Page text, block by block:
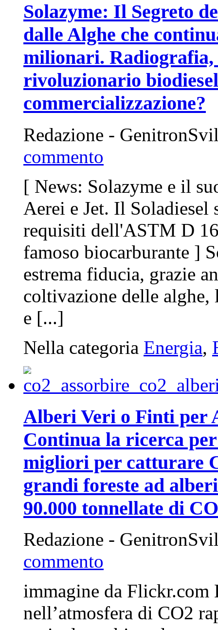
Solazyme: Il Segreto
dalle Alghe che
milionari. Radiografia,
rivoluzionario
commercializzazione?
Redazione -
commento
[ News: Solazyme e il
Aerei e Jet. Il Soladiesel
requisiti dell'ASTM D
famoso biocarburante ]
estrema fiducia, grazie
coltivazione delle
e [...]
Nella categoria Energia,
Alberi Veri o Finti per
Continua la ricerca
migliori per catturare
grandi foreste ad
90.000 tonnellate di
Redazione -
commento
immagine da
nell’atmosfera di CO2